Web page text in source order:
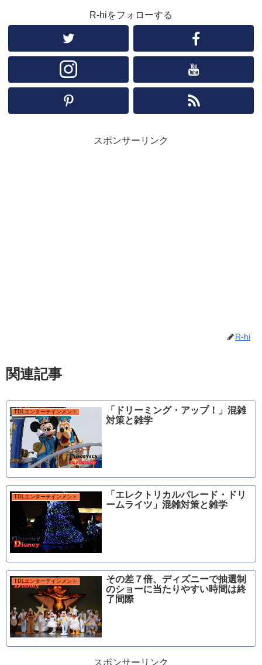
R-hiをフォローする
スポンサーリンク
R-hi
関連記事
TDLエンターテインメント
「ドリーミング・アップ！」混雑
対策と雑学
TDLエンターテインメント
「エレクトリカルパレード・ドリ
ームライツ」混雑対策と雑学
TDLエンターテインメント
その差７倍、ディズニーで抽選制
のショーに当たりやすい時間は終
了間際
スポンサーリンク